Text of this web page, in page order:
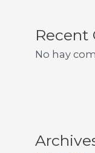
Recent
No hay